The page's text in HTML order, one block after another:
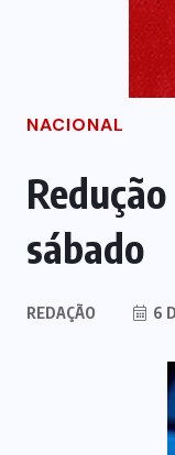
NACIONAL
sábado
REDAÇÃO 6